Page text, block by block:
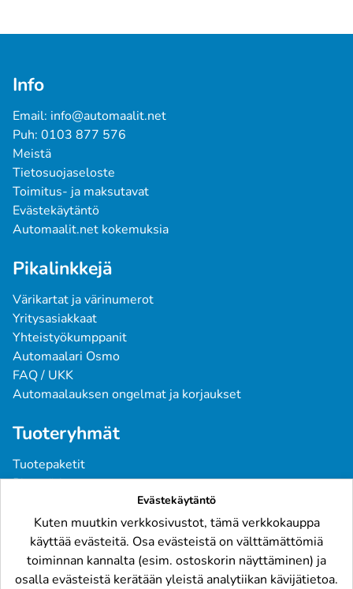
Info
Email: info@automaalit.net
Puh: 0103 877 576
Meistä
Tietosuojaseloste
Toimitus- ja maksutavat
Evästekäytäntö
Automaalit.net kokemuksia
Pikalinkkejä
Värikartat ja värinumerot
Yritysasiakkaat
Yhteistyökumppanit
Automaalari Osmo
FAQ / UKK
Automaalauksen ongelmat ja korjaukset
Tuoteryhmät
Tuotepaketit
Pintavärit
Pohjatuotteet
Tarvikkeet
Raskaskalusto
Evästekäytäntö
Kuten muutkin verkkosivustot, tämä verkkokauppa
käyttää evästeitä. Osa evästeistä on välttämättömiä
toiminnan kannalta (esim. ostoskorin näyttäminen) ja
osalla evästeistä kerätään yleistä analytiikan kävijätietoa.